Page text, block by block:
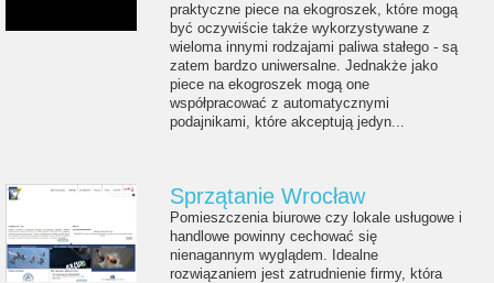
praktyczne piece na ekogroszek, które mogą
być oczywiście także wykorzystywane z
wieloma innymi rodzajami paliwa stałego - są
zatem bardzo uniwersalne. Jednakże jako
piece na ekogroszek mogą one
współpracować z automatycznymi
podajnikami, które akceptują jedyn...
Sprzątanie Wrocław
Pomieszczenia biurowe czy lokale usługowe i
handlowe powinny cechować się
nienagannym wyglądem. Idealne
rozwiązaniem jest zatrudnienie firmy, która